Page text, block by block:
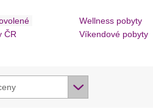
ČR
Wellness pobyty
Víkendové pobyty